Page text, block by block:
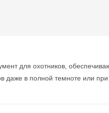
для охотников,
даже в полной темноте или